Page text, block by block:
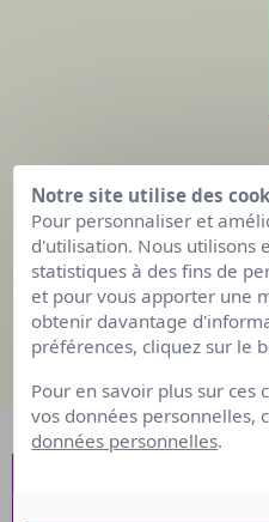
Salarié, employeur,
Vous avez un
constitution ?
Vous avez besoin
Notre site utilise des
Pour personnaliser et
d'utilisation. Nous utilisons
statistiques à des fins de
et pour vous apporter une
obtenir davantage
préférences, cliquez sur le
Pour en savoir plus sur
vos données personnelles,
données personnelles.